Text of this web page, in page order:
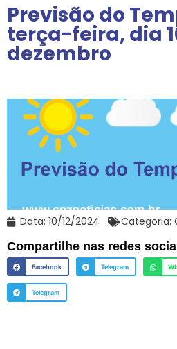
Previsão do
terça-feira, dia
dezembro
Data: 10/12/2024 Categoria:
Compartilhe nas redes
Facebook Telegram
Telegram